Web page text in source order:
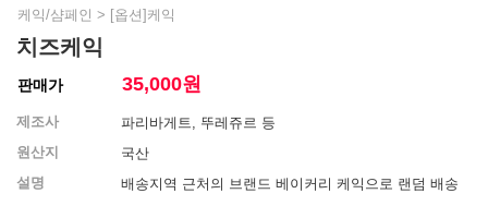
케익/샴페인 > [옵션]케익
치즈케익
판매가 35,000원
제조사
파리바게트, 뚜레쥬르 등
원산지
국산
설명
배송지역 근처의 브랜드 베이커리 케익으로 랜덤 배송